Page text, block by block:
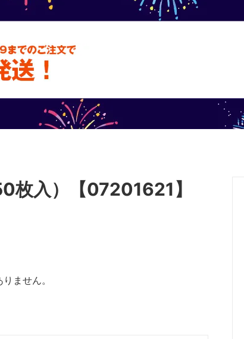
入）【07201621】
ません。